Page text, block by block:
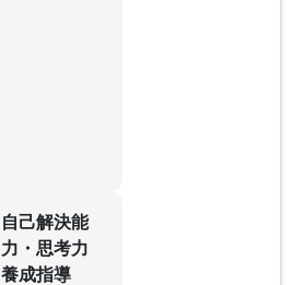
自己解決能
力・思考力
養成指導